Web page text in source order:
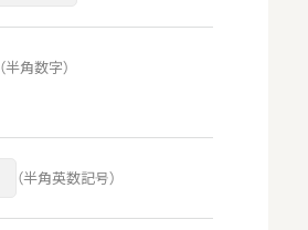
（半角数字）
（半角英数記号）